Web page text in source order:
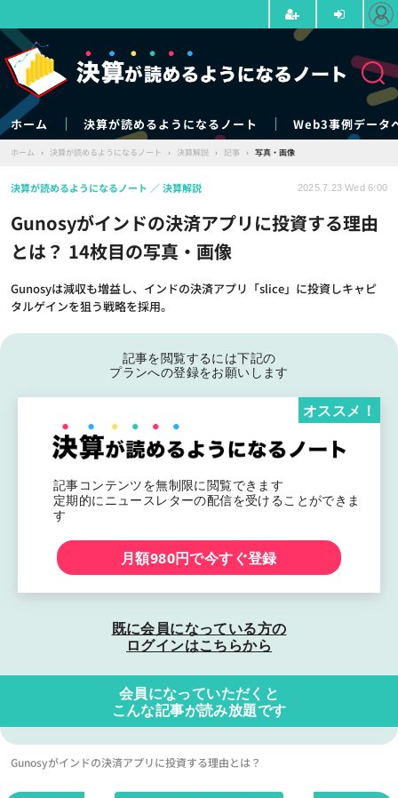
ホーム 決算が読めるようになるノート Web3事例データ
ホーム › 決算が読めるようになるノート › 決算解説 › 記事 › 写真・画像
Gunosyがインドの決済アプリに投資する理由
とは？ 14枚目の写真・画像
Gunosyは減収も増益し、インドの決済アプリ「slice」に投資しキャピ
タルゲインを狙う戦略を採用。
決算が読めるようになるノート 決算解説 2025.7.23 Wed 6:00
記事を閲覧するには下記の
プランへの登録をお願いします
記事コンテンツを無制限に閲覧できます
定期的にニュースレターの配信を受けることができま
す
オススメ！
月額980円で今すぐ登録
既に会員になっている方の
ログインはこちらから
会員になっていただくと
こんな記事が読み放題です
Gunosyがインドの決済アプリに投資する理由とは？